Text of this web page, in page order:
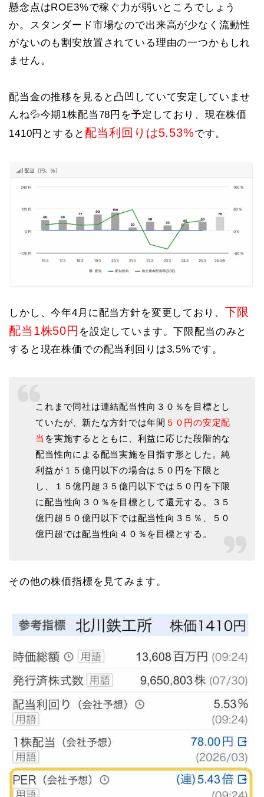
懸念点はROE3%で稼ぐ力が弱いところでしょう
か。スタンダード市場なので出来高が少なく流動性
がないのも割安放置されている理由の一つかもしれ
ません。
配当金の推移を見ると凸凹していて安定していませ
んね💦今期1株配当78円を予定しており、現在株価
1410円とすると 配当利回りは5.53%です。
しかし、今年4月に配当方針を変更しており、 下限
配当1株50円 を設定しています。下限配当のみと
すると現在株価での配当利回りは3.5%です。
これまで同社は連結配当性向３０％を目標とし
ていたが、新たな方針では年間 ５０円の安定配
当 を実施するとともに、利益に応じた段階的な
配当性向による配当実施を目指す形とした。純
利益が１５億円以下の場合は５０円を下限と
し、１５億円超３５億円以下では５０円を下限
に配当性向３０％を目標として還元する。３５
億円超５０億円以下では配当性向３５％、５０
億円超では配当性向４０％を目標とする。
その他の株価指標を見てみます。